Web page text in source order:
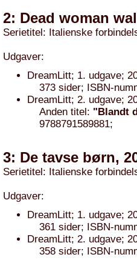
2: Dead woman
Serietitel: Italienske
Udgaver:
DreamLitt; 1. udgave;
373 sider; ISBN-
DreamLitt; 2. udgave;
Anden titel: "Blandt
9788791589881;
3: De tavse børn,
Serietitel: Italienske
Udgaver:
DreamLitt; 1. udgave;
361 sider; ISBN-
DreamLitt; 2. udgave;
358 sider; ISBN-